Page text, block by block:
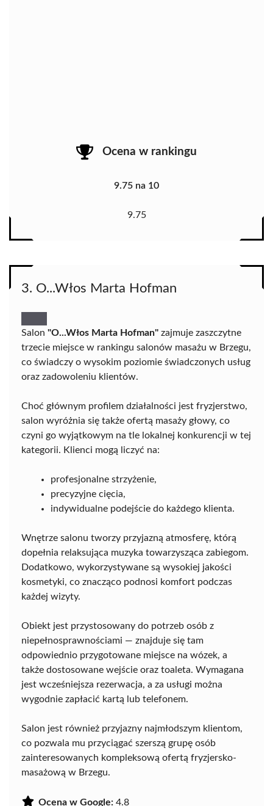
Ocena w rankingu
9.75 na 10
9.75
3. O...Włos Marta Hofman
Salon "O...Włos Marta Hofman" zajmuje zaszczytne
trzecie miejsce w rankingu salonów masażu w Brzegu,
co świadczy o wysokim poziomie świadczonych usług
oraz zadowoleniu klientów.
Choć głównym profilem działalności jest fryzjerstwo,
salon wyróżnia się także ofertą masaży głowy, co
czyni go wyjątkowym na tle lokalnej konkurencji w tej
kategorii. Klienci mogą liczyć na:
profesjonalne strzyżenie,
precyzyjne cięcia,
indywidualne podejście do każdego klienta.
Wnętrze salonu tworzy przyjazną atmosferę, którą
dopełnia relaksująca muzyka towarzysząca zabiegom.
Dodatkowo, wykorzystywane są wysokiej jakości
kosmetyki, co znacząco podnosi komfort podczas
każdej wizyty.
Obiekt jest przystosowany do potrzeb osób z
niepełnosprawnościami — znajduje się tam
odpowiednio przygotowane miejsce na wózek, a
także dostosowane wejście oraz toaleta. Wymagana
jest wcześniejsza rezerwacja, a za usługi można
wygodnie zapłacić kartą lub telefonem.
Salon jest również przyjazny najmłodszym klientom,
co pozwala mu przyciągać szerszą grupę osób
zainteresowanych kompleksową ofertą fryzjersko-
masażową w Brzegu.
Ocena w Google: 4.8